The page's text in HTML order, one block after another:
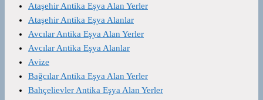
Ataşehir Antika Eşya Alan Yerler
Ataşehir Antika Eşya Alanlar
Avcılar Antika Eşya Alan Yerler
Avcılar Antika Eşya Alanlar
Avize
Bağcılar Antika Eşya Alan Yerler
Bahçelievler Antika Eşya Alan Yerler